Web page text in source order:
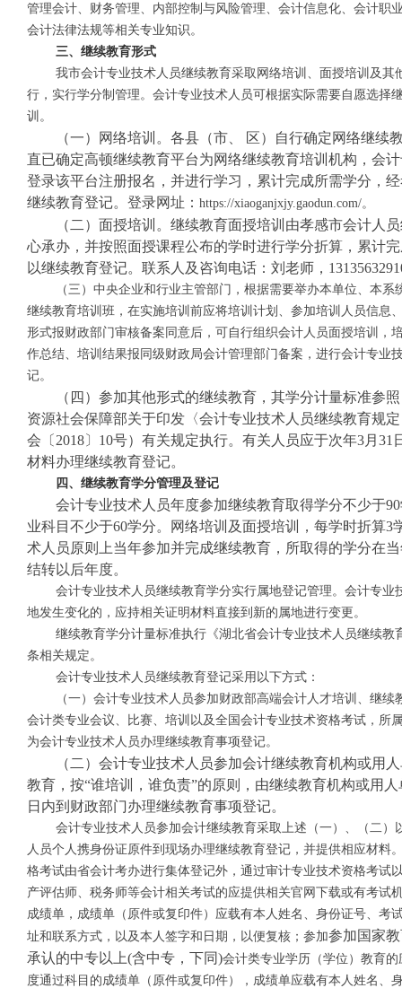
管理会计、财务管理、内部控制与风险管理、会计信息化、会计职
会计法律法规等相关专业知识。
三、继续教育形式
我市会计专业技术人员继续教育采取网络培训、面授培训及其
行，实行学分制管理。会计专业技术人员可根据实际需要自愿选择
训。
（一）网络培训。各县（市、
区）自行确定网络继续
直已确定高顿继续教育平台为网络继续教育培训机构，会
登录该平台注册报名，并进行学习，累计完成所需学分，
继续教育登记。登录网址： https://xiaoganjxjy.gaodun.com/。
（二）面授培训。继续教育面授培训由孝感市会计人
心承办，并按照面授课程公布的学时进行学分折算，累计
以继续教育登记。联系人及咨询电话：刘老师，
（三）中央企业和行业主管部门，根据需要举办本单位、本系
继续教育培训班，在实施培训前应将培训计划、参加培训人员信息
形式报财政部门审核备案同意后，可自行组织会计人员面授培训，
作总结、培训结果报同级财政局会计管理部门备案，进行会计专业
记。
（四）参加其他形式的继续教育，其学分计量标准参
资源社会保障部关于印发〈会计专业技术人员继续教育规
会〔 2018〕10号）有关规定执行。有关人员应于次年3月31
材料办理继续教育登记。
四、 继续教育学分管理及登记
会计专业技术人员年度参加继续教育取得学分不少于
业科目不少于60学分。网络培训及面授培训，每学时折算3
术人员原则上当年参加并完成继续教育，所取得的学分在
结转以后年度。
会计专业技术人员继续教育学分实行属地登记管理。会计专业
地发生变化的，应持相关证明材料直接到新的属地进行变更。
继续教育学分计量标准执行《湖北省会计专业技术人员继续教
条相关规定。
会计专业技术人员继续教育登记采用以下方式：
（一）会计专业技术人员参加财政部高端会计人才培训、继续
会计类专业会议、比赛、培训以及全国会计专业技术资格考试，所
为会计专业技术人员办理继续教育事项登记。
（二）会计专业技术人员参加会计继续教育机构或用
教育，按“谁培训，谁负责”的原则，由继续教育机构或用
日内到财政部门办理继续教育事项登记。
会计专业技术人员参加会计继续教育采取上述（一）、（二）
人员个人携身份证原件到现场办理继续教育登记，并提供相应材料
格考试由省会计考办进行集体登记外，通过审计专业技术资格考试
产评估师、税务师等会计相关考试的应提供相关官网下载或有考试
成绩单，成绩单（原件或复印件）应载有本人姓名、身份证号、考
址和联系方式，以及本人签字和日期，以便复核；参加参加国家
承认的中专以上(含中专，下同)会计类专业学历（学位）教育
度通过科目的成绩单（原件或复印件），成绩单应载有本人姓名、